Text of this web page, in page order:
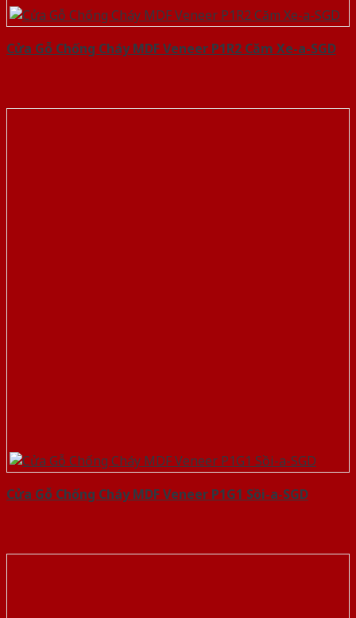
Cửa Gỗ Chống Cháy MDF Veneer P1R2 Căm Xe-a-SGD
Cửa Gỗ Chống Cháy MDF Veneer P1G1 Sồi-a-SGD